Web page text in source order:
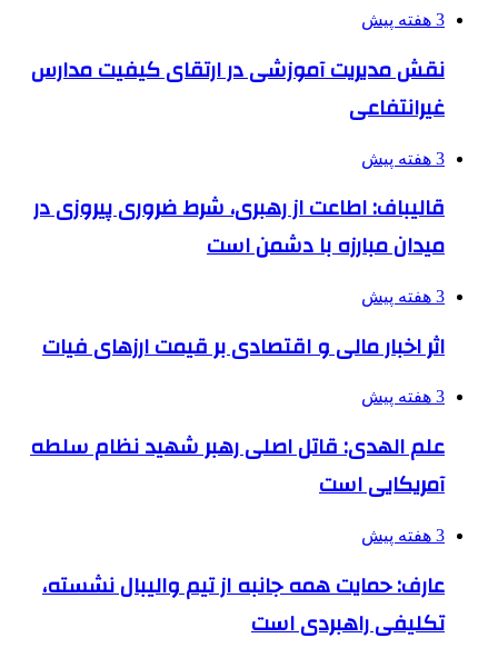
3 هفته پیش
نقش مدیریت آموزشی در ارتقای کیفیت مدارس
غیرانتفاعی
3 هفته پیش
قالیباف: اطاعت از رهبری، شرط ضروری پیروزی در
میدان مبارزه با دشمن است
3 هفته پیش
اثر اخبار مالی و اقتصادی بر قیمت ارزهای فیات
3 هفته پیش
علم الهدی: قاتل اصلی رهبر شهید نظام سلطه
آمریکایی است
3 هفته پیش
عارف: حمایت همه جانبه از تیم والیبال نشسته،
تکلیفی راهبردی است